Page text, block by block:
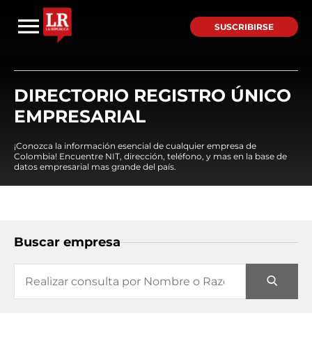
SUSCRIBIRSE
DIRECTORIO REGISTRO ÚNICO
EMPRESARIAL
¡Conozca la información esencial de cualquier empresa de
Colombia! Encuentre NIT, dirección, teléfono, y mas en la base de
datos empresarial mas grande del país.
Buscar empresa